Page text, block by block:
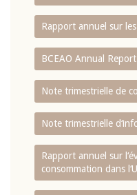
Rapport annuel sur
BCEAO Annual Report
Note trimestrielle de
Note trimestrielle
Rapport annuel sur
consommation dans